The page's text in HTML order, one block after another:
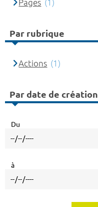
Pages (1)
Par rubrique
Actions (1)
Par date de création
Du
à